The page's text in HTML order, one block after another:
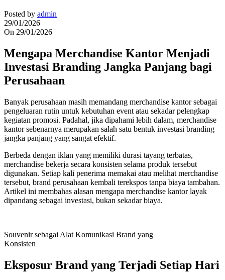
Posted by admin
29/01/2026
On 29/01/2026
Mengapa Merchandise Kantor Menjadi
Investasi Branding Jangka Panjang bagi
Perusahaan
Banyak perusahaan masih memandang merchandise kantor sebagai
pengeluaran rutin untuk kebutuhan event atau sekadar pelengkap
kegiatan promosi. Padahal, jika dipahami lebih dalam, merchandise
kantor sebenarnya merupakan salah satu bentuk investasi branding
jangka panjang yang sangat efektif.
Berbeda dengan iklan yang memiliki durasi tayang terbatas,
merchandise bekerja secara konsisten selama produk tersebut
digunakan. Setiap kali penerima memakai atau melihat merchandise
tersebut, brand perusahaan kembali terekspos tanpa biaya tambahan.
Artikel ini membahas alasan mengapa merchandise kantor layak
dipandang sebagai investasi, bukan sekadar biaya.
Souvenir sebagai Alat Komunikasi Brand yang
Konsisten
Eksposur Brand yang Terjadi Setiap Hari